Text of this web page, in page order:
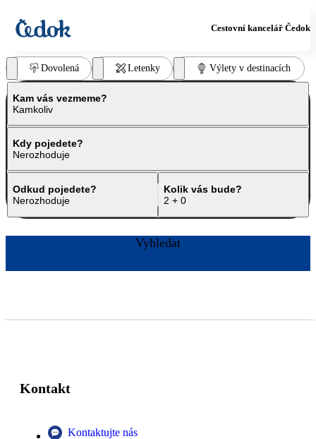
Cestovní kancelář Čedok
Dovolená Letenky Výlety v destinacích
Kam vás vezmeme?
Kamkoliv
Kdy pojedete?
Nerozhoduje
Odkud pojedete?
Nerozhoduje
Kolik vás bude?
2 + 0
Vyhledat
Kontakt
Kontaktujte nás